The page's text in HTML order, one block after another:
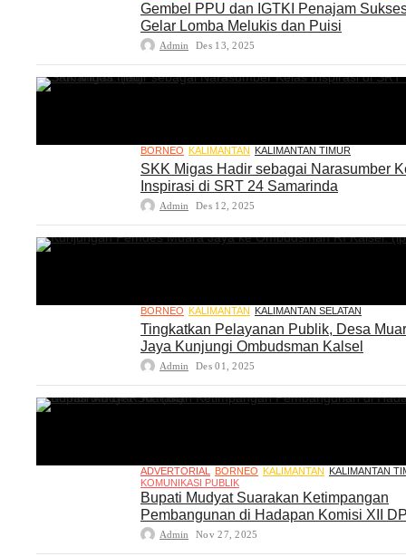
Gembel PPU dan IGTKI Penajam
Gelar Lomba Melukis dan Puisi
Admin Des 13, 2025
BORNEO KALIMANTAN KALIMANTAN TIMUR
SKK Migas Hadir sebagai Narasumber
Inspirasi di SRT 24 Samarinda
Admin Des 12, 2025
BORNEO KALIMANTAN KALIMANTAN SELATAN
Tingkatkan Pelayanan Publik, Desa
Jaya Kunjungi Ombudsman Kalsel
Admin Des 01, 2025
ADVERTORIAL BORNEO KALIMANTAN
KALIMANTAN
KOMUNIKASI PUBLIK
Bupati Mudyat Suarakan Ketimpangan
Pembangunan di Hadapan Komisi XII
Admin Nov 27, 2025